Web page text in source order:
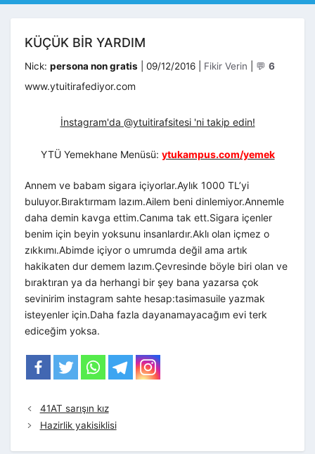
KÜÇÜK BIR YARDIM
Nick: persona non gratis 09/12/2016 Kategoriler
Fikir Verin 💬 6
www.ytuitirafediyor.com
İnstagram'da @ytuitirafsitesi 'ni takip edin!
YTÜ Yemekhane Menüsü: ytukampus.com/yemek
Annem ve babam sigara içiyorlar.Aylık 1000 TL’yi
buluyor.Bıraktırmam lazım.Ailem beni dinlemiyor.Annemle
daha demin kavga ettim.Canıma tak ett.Sigara içenler
benim için beyin yoksunu insanlardır.Aklı olan içmez o
zıkkımı.Abimde içiyor o umrumda değil ama artık
hakikaten dur demem lazım.Çevresinde böyle biri olan ve
bıraktıran ya da herhangi bir şey bana yazarsa çok
sevinirim instagram sahte hesap:tasimasuile yazmak
isteyenler için.Daha fazla dayanamayacağım evi terk
ediceğim yoksa.
41AT sarışın kız
Hazirlik yakisiklisi